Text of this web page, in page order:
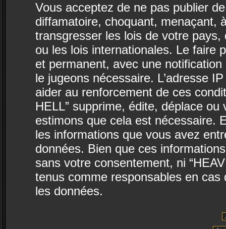
Vous acceptez de ne pas publier
diffamatoire, choquant, menaçant,
transgresser les lois de votre pays,
ou les lois internationales. Le faire
et permanent, avec une
le jugeons nécessaire. L’adresse
aider au renforcement de ces
HELL” supprime, édite, déplace
estimons que cela est nécessaire.
les informations que vous avez
données. Bien que ces
sans votre consentement, ni
tenus comme responsables en
les données.